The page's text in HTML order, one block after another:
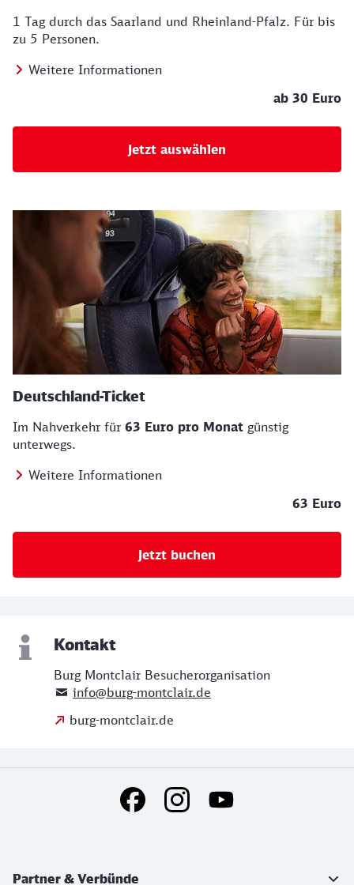
1 Tag durch das Saarland und Rheinland-Pfalz. Für bis
zu 5 Personen.
Weitere Informationen
ab 30 Euro
Jetzt auswählen
Deutschland-Ticket
Im Nahverkehr für 63 Euro pro Monat günstig
unterwegs.
Weitere Informationen
63 Euro
Jetzt buchen
Kontakt
Burg Montclair Besucherorganisation
info@burg-montclair.de
burg-montclair.de
Social Media Links
Partner & Verbünde